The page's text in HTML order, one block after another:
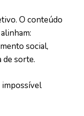
O conteúdo
social,
sorte.
impossível